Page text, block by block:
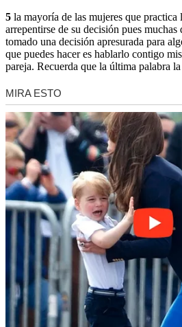
5 la mayoría de las mujeres que practica
arrepentirse de su decisión pues
tomado una decisión apresurada para
que puedes hacer es hablarlo contigo
pareja. Recuerda que la última palabra